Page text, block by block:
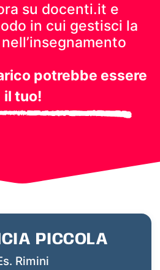
su docenti.it e
in cui gestisci la
potrebbe essere
il tuo!
PICCOLA
Rimini